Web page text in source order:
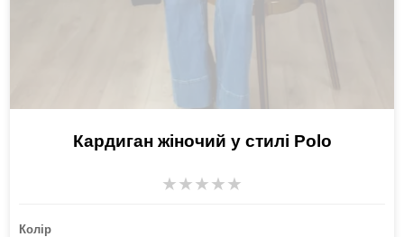
Кардиган жіночий у стилі Polo
★★★★★
Колір